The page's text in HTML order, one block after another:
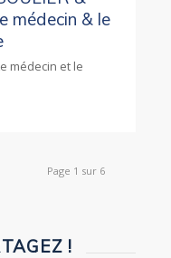
médecin & le
médecin et le
Page 1 sur 6
!